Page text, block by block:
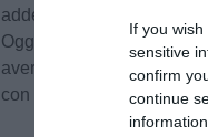
If you
sensitive
confirm
continue
addestrato ad essere
Oggi, Marley è una star
aver ottenuto il brevetto
con la Scuola italiana